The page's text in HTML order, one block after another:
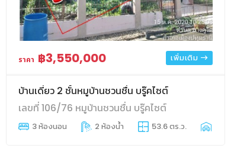
ราคา ฿3,550,000 เพิ่มเติม
บ้านเดี่ยว 2 ชั้นหมูบ้านชวนชื่น บรู๊คไซต์
เลขที่ 106/76 หมูบ้านชวนชื่น บรู๊คไซต์
3 ห้องนอน 2 ห้องน้ำ 53.6 ตร.ว.